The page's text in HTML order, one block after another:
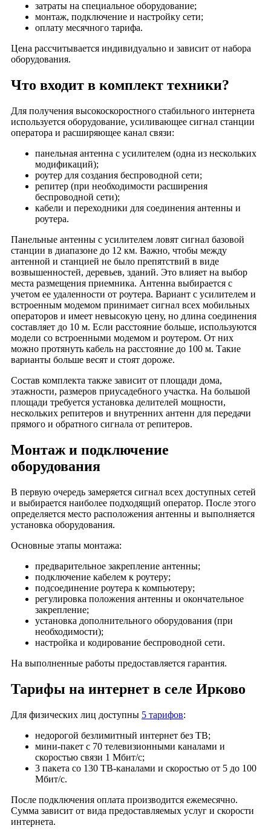
деревня Лобково
деревня Лукьянцево
деревня Лунёво
посёлок Луч
деревня Малиново
деревня Малое Каринское
деревня Малое Михалёво
деревня Малое Шимоново
деревня Малые Вёски
деревня Марёнкино
деревня Марино
село Махра
деревня Машково
посёлок Маяк
деревня Межаково
деревня Мелехино
деревня Монастырёво
деревня Мостищево
село Мошнино
деревня Мякишево
село Мячково
деревня Наумово
деревня Неглово
деревня Недюревка
деревня Николаевка (Андреевское сельское поселение)
деревня Николаевка (Краснопламенское сельское поселение)
деревня Никольское (Александровский район, Владимирская
деревня Новинки (на реке Малый Киржач, Александровский
район)
деревня Новинки (на реке Серой, Александровский район)
село Новосёлка (Андреевское сельское поселение)
деревня Новосёлка (Следневское сельское поселение)
деревня Обашево
деревня Осташкино
деревня Отертиково
деревня Перематкино
деревня Песочная
деревня Петраково
деревня Пикалёво
деревня Плеханы
деревня Площево
деревня Поварово
деревня Подвязье
деревня Покров
деревня Полиносово
затраты на специальное оборудование;
монтаж, подключение и настройку сети;
оплату месячного тарифа.
Цена рассчитывается индивидуально и зависит от набора
оборудования.
Что входит в комплект техники?
Для получения высокоскоростного стабильного интернета
используется оборудование, усиливающее сигнал станции
оператора и расширяющее канал связи:
панельная антенна с усилителем (одна из нескольких
модификаций);
роутер для создания беспроводной сети;
репитер (при необходимости расширения
беспроводной сети);
кабели и переходники для соединения антенны и
роутера.
Панельные антенны с усилителем ловят сигнал базовой
станции в диапазоне до 12 км. Важно, чтобы между
антенной и станцией не было препятствий в виде
возвышенностей, деревьев, зданий. Это влияет на выбор
места размещения приемника. Антенна выбирается с
учетом ее удаленности от роутера. Вариант с усилителем и
встроенным модемом принимает сигнал всех мобильных
операторов и имеет невысокую цену, но длина соединения
составляет до 10 м. Если расстояние больше, используются
модели со встроенными модемом и роутером. От них
можно протянуть кабель на расстояние до 100 м. Такие
варианты больше весят и стоят дороже.
Состав комплекта также зависит от площади дома,
этажности, размеров приусадебного участка. На большой
площади требуется установка делителей мощности,
нескольких репитеров и внутренних антенн для передачи
прямого и обратного сигнала от репитеров.
Монтаж и подключение
оборудования
В первую очередь замеряется сигнал всех доступных сетей
и выбирается наиболее подходящий оператор. После этого
определяется место расположения антенны и выполняется
установка оборудования.
Основные этапы монтажа:
предварительное закрепление антенны;
подключение кабелем к роутеру;
подсоединение роутера к компьютеру;
регулировка положения антенны и окончательное
закрепление;
установка дополнительного оборудования (при
необходимости);
настройка и кодирование беспроводной сети.
На выполненные работы предоставляется гарантия.
Тарифы на интернет в селе Ирково
Для физических лиц доступны 5 тарифов:
недорогой безлимитный интернет без ТВ;
мини-пакет с 70 телевизионными каналами и
скоростью связи 1 Мбит/с;
3 пакета со 130 ТВ-каналами и скоростью от 5 до 100
Мбит/с.
После подключения оплата производится ежемесячно.
Сумма зависит от вида предоставляемых услуг и скорости
интернета.